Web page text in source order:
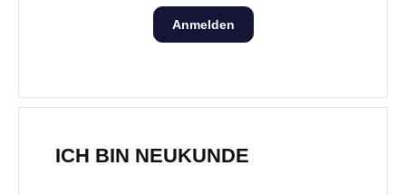
Anmelden
ICH BIN NEUKUNDE